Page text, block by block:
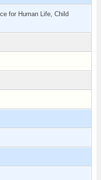
for Human Life, Child